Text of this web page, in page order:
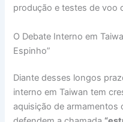
produção e testes de voo
O Debate Interno em
Espinho”
Diante desses longos
interno em Taiwan tem
aquisição de armamentos